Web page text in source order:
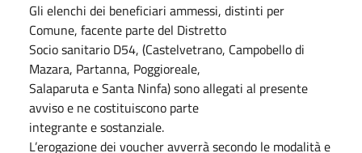
Gli elenchi dei beneficiari ammessi, distinti per
Comune, facente parte del Distretto
Socio sanitario D54, (Castelvetrano, Campobello di
Mazara, Partanna, Poggioreale,
Salaparuta e Santa Ninfa) sono allegati al presente
avviso e ne costituiscono parte
integrante e sostanziale.
L’erogazione dei voucher avverrà secondo le modalità e